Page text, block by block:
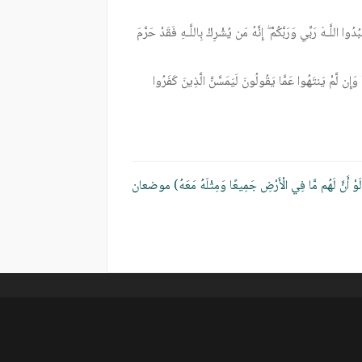
اللَّـهَ رَبِّي وَرَبَّكُمْ ۖ إِنَّهُ مَن يُشْرِكْ بِاللَّـهِ فَقَدْ حَرَّمَ
وَإِن لَّمْ يَنتَهُوا عَمَّا يَقُولُونَ لَيَمَسَّنَّ الَّذِينَ كَفَرُوا
أَنَّ لَهُم مَّا فِي الْأَرْضِ جَمِيعًا وَمِثْلَهُ مَعَهُ) موضعان